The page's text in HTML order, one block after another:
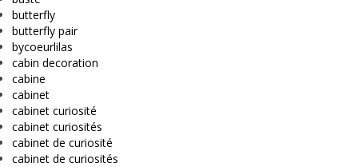
butterfly
butterfly pair
bycoeurlilas
cabin decoration
cabine
cabinet
cabinet curiosité
cabinet curiosités
cabinet de curiosité
cabinet de curiosités